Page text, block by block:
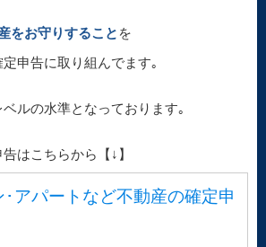
をお守りすること を
申告に取り組んでます｡
ルの水準となっております｡
はこちらから【↓】
･アパートなど不動産の確定申